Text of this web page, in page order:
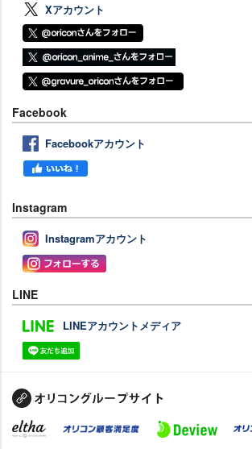
Xアカウント
Facebook
Facebookアカウント
Instagram
Instagramアカウント
LINE
LINEアカウントメディア